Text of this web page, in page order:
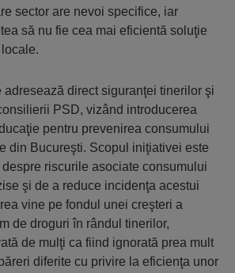
sector are nevoi specifice, iar
să nu fie cea mai eficientă soluţie
adresează direct siguranţei tinerilor şi
PSD, vizând introducerea
pentru prevenirea consumului
din Bucureşti. Scopul iniţiativei este
riscurile asociate consumului
şi de a reduce incidenţa acestui
vine pe fondul unei creşteri a
de droguri în rândul tinerilor,
de mulţi ca fiind ignorată prea mult
diferite cu privire la eficienţa unor